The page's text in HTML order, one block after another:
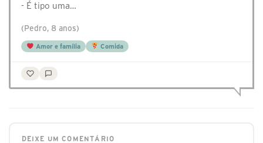
- É tipo uma…
(Pedro, 8 anos)
Amor e família Comida
DEIXE UM COMENTÁRIO